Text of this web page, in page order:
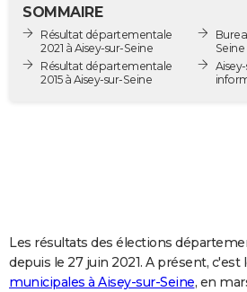
Destinations
City break
Voyage nature
Voyage de noces
Forum
Climat
GUIDES D'ACHAT
COPAINS D'AVANT
S'inscrire
Se connecter
Lycées
Collèges
Primaires
Universités
Entreprises
Service militaire
Avis de recherche
AVIS DE DÉCÈS
SOMMAIRE
Résultat départementale
2021 à Aisey-sur-Seine
Résultat départementale
2015 à Aisey-sur-Seine
Seine
Les résultats des élections
depuis le 27 juin 2021. A présent, c'est
municipales à Aisey-sur-Seine, en